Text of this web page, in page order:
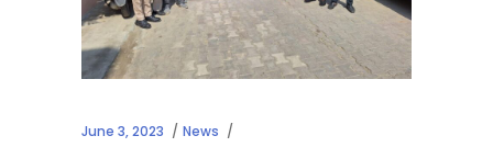
June 3, 2023
News